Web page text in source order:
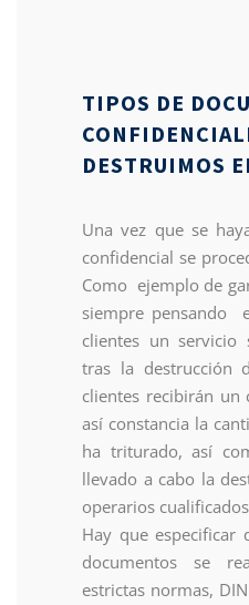
TIPOS DE
DESTRUIMOS
Una vez que se
confidencial se
Como ejemplo de
siempre pensando
clientes un servicio
tras la destrucción
clientes recibirán un
así constancia la
ha triturado, así
llevado a cabo la
operarios
Hay que especificar
documentos se
estrictas normas,